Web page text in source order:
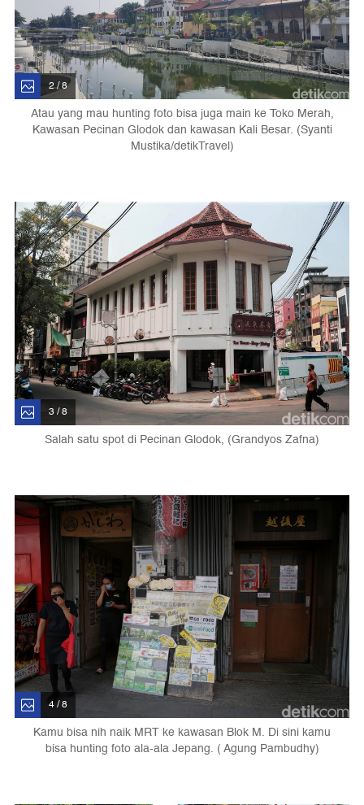
2 / 8
Atau yang mau hunting foto bisa juga main ke Toko Merah,
Kawasan Pecinan Glodok dan kawasan Kali Besar. (Syanti
Mustika/detikTravel)
3 / 8
Salah satu spot di Pecinan Glodok, (Grandyos Zafna)
4 / 8
Kamu bisa nih naik MRT ke kawasan Blok M. Di sini kamu
bisa hunting foto ala-ala Jepang. ( Agung Pambudhy)